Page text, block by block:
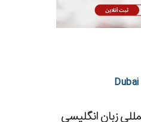
زبان انگلیسی